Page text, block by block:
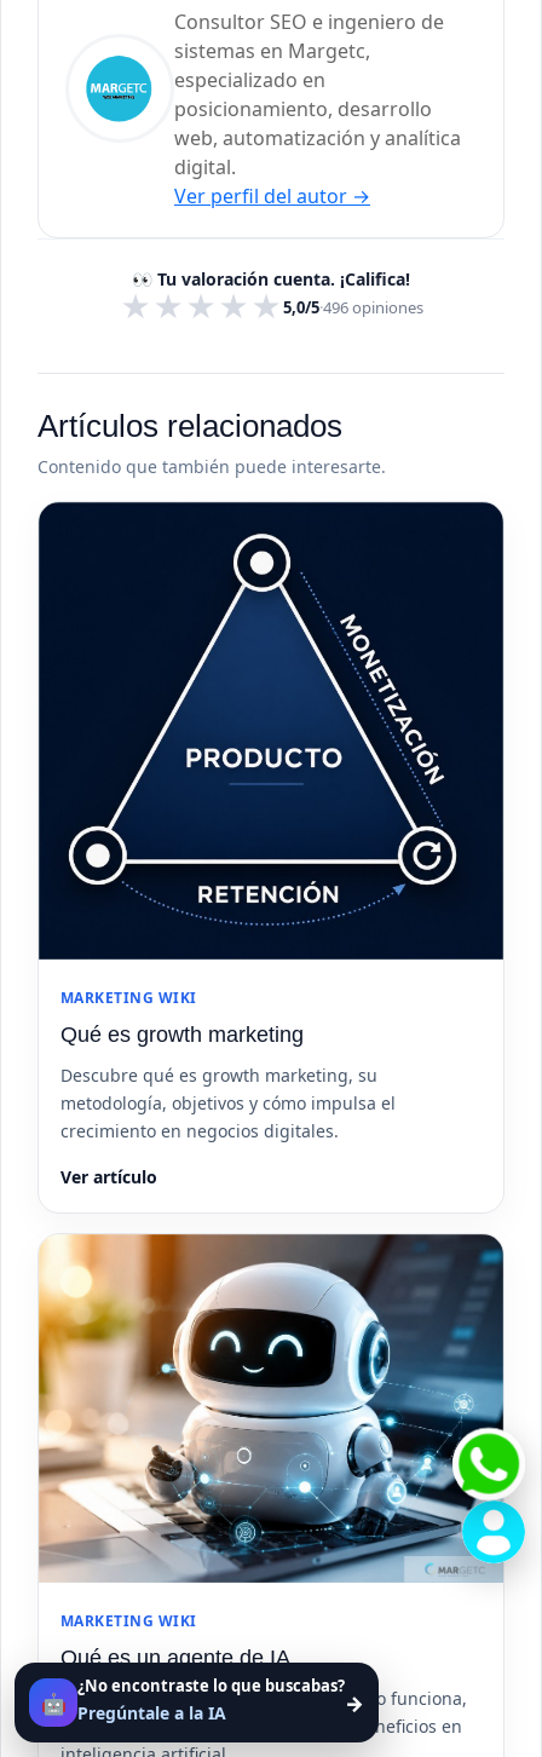
🤖
¿No encontraste lo que buscabas?
Pregúntale a la IA →
Consultor SEO e ingeniero de
sistemas en Margetc,
especializado en
posicionamiento, desarrollo
web, automatización y analítica
digital.
Ver perfil del autor →
👀 Tu valoración cuenta. ¡Califica!
★
★
★
★
★ 5,0/5·496opiniones
Artículos relacionados
Contenido que también puede interesarte.
MARKETING WIKI
Qué es growth marketing
Descubre qué es growth marketing, su
metodología, objetivos y cómo impulsa el
crecimiento en negocios digitales.
Ver artículo
MARKETING WIKI
Qué es un agente de IA
Descubre qué es un agente de IA, cómo funciona,
sus tipos, componentes, ejemplos y beneficios en